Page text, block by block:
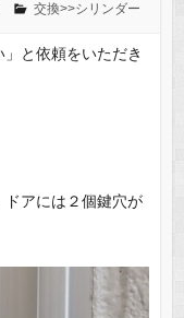
交換>>シリンダー
」と依頼をいただき
アには２個鍵穴が